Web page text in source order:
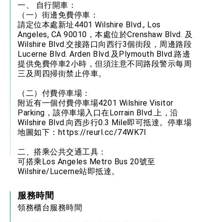
一、 自行開車：
（一）街邊免費停車：
請定位本處新址4401 Wilshire Blvd., Los
Angeles, CA 90010，本處位於Crenshaw Blvd. 及
Wilshire Blvd.交接路口向西行3個街段，周邊路段
Lucerne Blvd. Arden Blvd.及Plymouth Blvd.路邊
提供免費停車2小時，但須注意不同路段警示每周
三及周四掃街禁止停車。
（二）付費停車場：
附近有一個付費停車場4201 Wilshire Visitor
Parking，該停車場入口在Lorrain Blvd.上，沿
Wilshire Blvd.向西步行0.3 Mile即可抵達。停車場
地圖如下： https://reurl.cc/74WK7l
二、搭乘公共交通工具：
可搭乘Los Angeles Metro Bus 20號至
Wilshire/Lucerne站即抵達。
服務時間
領務櫃台服務時間